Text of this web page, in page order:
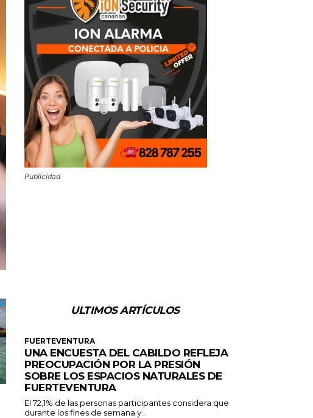
Publicidad
ULTIMOS ARTÍCULOS
FUERTEVENTURA
UNA ENCUESTA DEL CABILDO REFLEJA
PREOCUPACIÓN POR LA PRESIÓN
SOBRE LOS ESPACIOS NATURALES DE
FUERTEVENTURA
El 72,1% de las personas participantes considera que
durante los fines de semana y...